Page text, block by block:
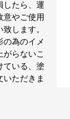
したら、運
やご使用
します。
為のイメ
らないこ
ている、塗
ただきま